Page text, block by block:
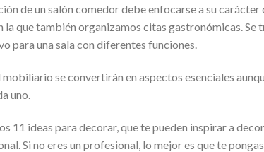
de un salón comedor debe enfocarse a su
que también organizamos citas gastronómicas. Se
para una sala con diferentes funciones.
se convertirán en aspectos esenciales
uno.
11 ideas para decorar, que te pueden inspirar a
Si no eres un profesional, lo mejor es que te